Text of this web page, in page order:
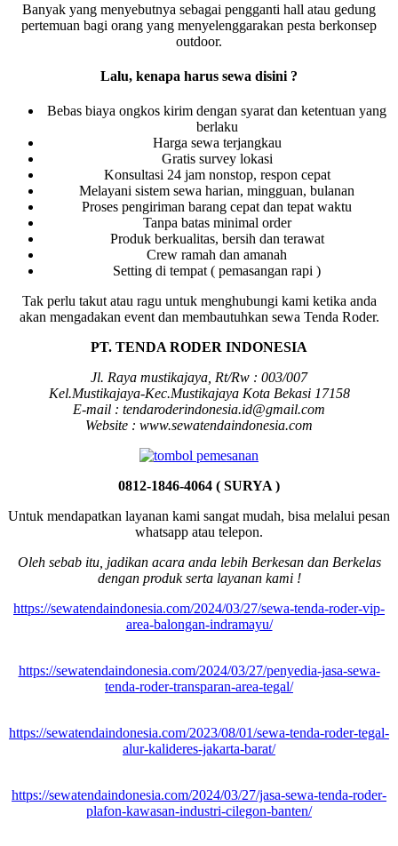
Banyak yang menyebutnya sebagai pengganti hall atau gedung
pertemuan bagi orang yang menyelenggarakan pesta berkonsep
outdoor.
Lalu, kenapa harus sewa disini ?
Bebas biaya ongkos kirim dengan syarat dan ketentuan yang
berlaku
Harga sewa terjangkau
Gratis survey lokasi
Konsultasi 24 jam nonstop, respon cepat
Melayani sistem sewa harian, mingguan, bulanan
Proses pengiriman barang cepat dan tepat waktu
Tanpa batas minimal order
Produk berkualitas, bersih dan terawat
Crew ramah dan amanah
Setting di tempat ( pemasangan rapi )
Tak perlu takut atau ragu untuk menghubungi kami ketika anda
akan mengadakan event dan membautuhkan sewa Tenda Roder.
PT. TENDA RODER INDONESIA
Jl. Raya mustikajaya, Rt/Rw : 003/007
Kel.Mustikajaya-Kec.Mustikajaya Kota Bekasi 17158
E-mail : tendaroderindonesia.id@gmail.com
Website : www.sewatendaindonesia.com
0812-1846-4064 ( SURYA )
Untuk mendapatkan layanan kami sangat mudah, bisa melalui pesan
whatsapp atau telepon.
Oleh sebab itu, jadikan acara anda lebih Berkesan dan Berkelas
dengan produk serta layanan kami !
https://sewatendaindonesia.com/2024/03/27/sewa-tenda-roder-vip-
area-balongan-indramayu/
https://sewatendaindonesia.com/2024/03/27/penyedia-jasa-sewa-
tenda-roder-transparan-area-tegal/
https://sewatendaindonesia.com/2023/08/01/sewa-tenda-roder-tegal-
alur-kalideres-jakarta-barat/
https://sewatendaindonesia.com/2024/03/27/jasa-sewa-tenda-roder-
plafon-kawasan-industri-cilegon-banten/